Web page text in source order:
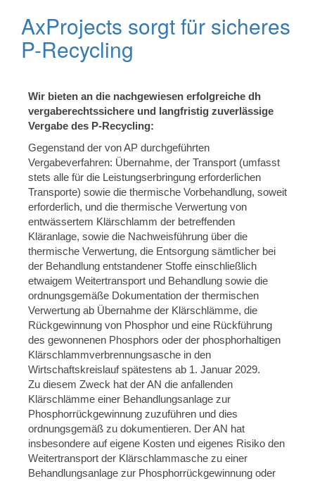
AxProjects sorgt für sicheres
P-Recycling
Wir bieten an die nachgewiesen erfolgreiche dh
vergaberechtssichere und langfristig zuverlässige
Vergabe des P-Recycling:
Gegenstand der von AP durchgeführten
Vergabeverfahren: Übernahme, der Transport (umfasst
stets alle für die Leistungserbringung erforderlichen
Transporte) sowie die thermische Vorbehandlung, soweit
erforderlich, und die thermische Verwertung von
entwässertem Klärschlamm der betreffenden
Kläranlage, sowie die Nachweisführung über die
thermische Verwertung, die Entsorgung sämtlicher bei
der Behandlung entstandener Stoffe einschließlich
etwaigem Weitertransport und Behandlung sowie die
ordnungsgemäße Dokumentation der thermischen
Verwertung ab Übernahme der Klärschlämme, die
Rückgewinnung von Phosphor und eine Rückführung
des gewonnenen Phosphors oder der phosphorhaltigen
Klärschlammverbrennungsasche in den
Wirtschaftskreislauf spätestens ab 1. Januar 2029.
Zu diesem Zweck hat der AN die anfallenden
Klärschlämme einer Behandlungsanlage zur
Phosphorrückgewinnung zuzuführen und dies
ordnungsgemäß zu dokumentieren. Der AN hat
insbesondere auf eigene Kosten und eigenes Risiko den
Weitertransport der Klärschlammasche zu einer
Behandlungsanlage zur Phosphorrückgewinnung oder